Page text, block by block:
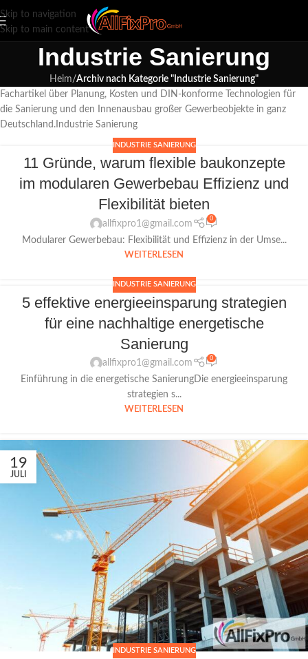
Skip to navigation
Skip to main content
Industrie Sanierung
Heim/Archiv nach Kategorie "Industrie Sanierung"
Fachartikel über Planung, Kosten und DIN-konforme Technologien für
die Sanierung und den Innenausbau großer Gewerbeobjekte in ganz
Deutschland.Industrie Sanierung
INDUSTRIE SANIERUNG
11 Gründe, warum flexible baukonzepte
im modularen Gewerbebau Effizienz und
Flexibilität bieten
allfixpro1@gmail.com
0
Modularer Gewerbebau: Flexibilität und Effizienz in der Umse...
WEITERLESEN
INDUSTRIE SANIERUNG
5 effektive energieeinsparung strategien
für eine nachhaltige energetische
Sanierung
allfixpro1@gmail.com
0
Einführung in die energetische SanierungDie energieeinsparung
strategien s...
WEITERLESEN
19
JULI
INDUSTRIE SANIERUNG